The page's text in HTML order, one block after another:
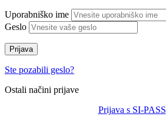
Uporabniško ime
Geslo
Prijava
Ste pozabili geslo?
Ostali načini prijave
Prijava s SI-PASS